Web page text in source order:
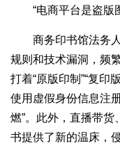
“电商平台是盗版
商务印书馆法务人
规则和技术漏洞，频
打着“原版印制”“复印
使用虚假身份信息注
燃”。此外，直播带货
书提供了新的温床，